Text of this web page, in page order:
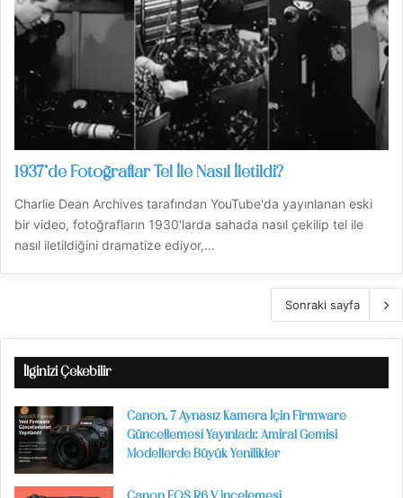
1937’de Fotoğraflar Tel İle Nasıl İletildi?
Charlie Dean Archives tarafından YouTube'da yayınlanan eski
bir video, fotoğrafların 1930'larda sahada nasıl çekilip tel ile
nasıl iletildiğini dramatize ediyor,…
Sonraki sayfa
İlginizi Çekebilir
Canon, 7 Aynasız Kamera İçin Firmware
Güncellemesi Yayınladı: Amiral Gemisi
Modellerde Büyük Yenilikler